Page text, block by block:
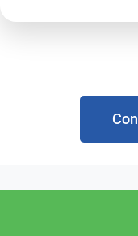
Si